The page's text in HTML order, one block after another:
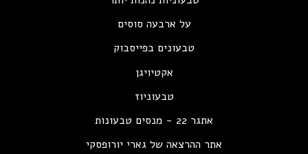
על ארבעה סוסים
טבעונים בפייסבוק
אקטיויגן
טבעוניוז
אתגר 22 - מנסים טבעונות
אתר ההרצאה של גארי יורופסקי